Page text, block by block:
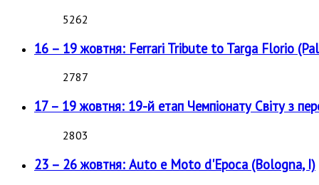
5262
16 – 19 жовтня: Ferrari Tribute to Targa Florio
2787
17 – 19 жовтня: 19-й етап Чемпіонату Світу з
2803
23 – 26 жовтня: Auto e Moto d'Epoca (Bologna, I)